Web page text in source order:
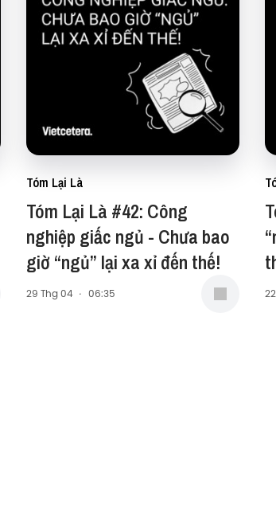
Tóm Lại Là
Tóm Lại Là #42: Công
nghiệp giấc ngủ - Chưa bao
giờ “ngủ” lại xa xỉ đến thế!
29 Thg 04 · 06:35